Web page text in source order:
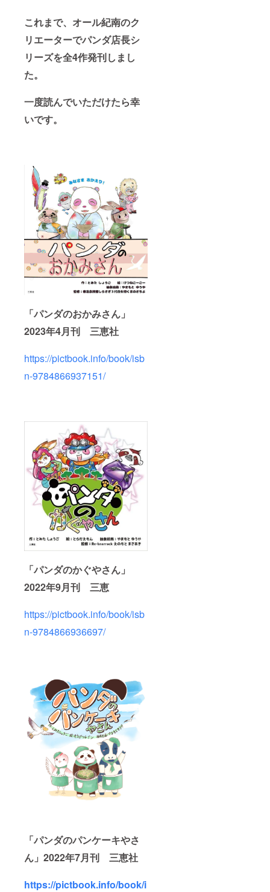
これまで、オール紀南のク
リエーターでパンダ店長シ
リーズを全4作発刊しまし
た。
一度読んでいただけたら幸
いです。
「パンダのおかみさん」
2023年4月刊 三恵社
https://pictbook.info/book/isb
n-9784866937151/
「パンダのかぐやさん」
2022年9月刊 三恵
https://pictbook.info/book/isb
n-9784866936697/
「パンダのパンケーキやさ
ん」2022年7月刊 三恵社
https://pictbook.info/book/i